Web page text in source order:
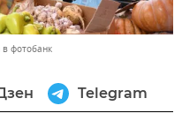
в фотобанк
Telegram